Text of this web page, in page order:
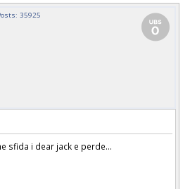
35925
sfida i dear jack e perde...